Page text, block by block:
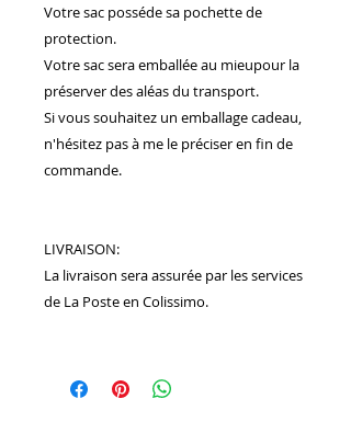
Votre sac posséde sa pochette de
protection.
Votre sac sera emballée au mieupour la
préserver des aléas du transport.
Si vous souhaitez un emballage cadeau,
n'hésitez pas à me le préciser en fin de
commande.
LIVRAISON:
La livraison sera assurée par les services
de La Poste en Colissimo.